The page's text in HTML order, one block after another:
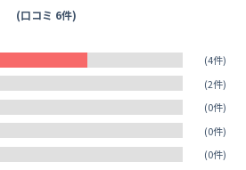
(口コミ 6件)
(4件)
(2件)
(0件)
(0件)
(0件)